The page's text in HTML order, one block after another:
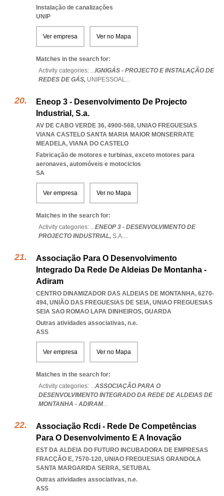
Instalação de canalizações
UNIP
Ver empresa Ver no Mapa
Matches in the search for:
Activity categories: ...IGNIGÁS - PROJECTO E INSTALAÇÃO DE
REDES DE GÁS, UNIPESSOAL...
Eneop 3 - Desenvolvimento De Projecto
Industrial, S.a.
AV DE CABO VERDE 36, 4900-568, UNIAO FREGUESIAS
VIANA CASTELO SANTA MARIA MAIOR MONSERRATE
MEADELA, VIANA DO CASTELO
Fabricação de motores e turbinas, exceto motores para
aeronaves, automóveis e motociclos
SA
Ver empresa Ver no Mapa
Matches in the search for:
Activity categories: ...ENEOP 3 - DESENVOLVIMENTO DE
PROJECTO INDUSTRIAL, S.A....
Associação Para O Desenvolvimento
Integrado Da Rede De Aldeias De Montanha -
Adiram
CENTRO DINAMIZADOR DAS ALDEIAS DE MONTANHA, 6270-
494, UNIÃO DAS FREGUESIAS DE SEIA, UNIAO FREGUESIAS
SEIA SAO ROMAO LAPA DINHEIROS, GUARDA
Outras atividades associativas, n.e.
ASS
Ver empresa Ver no Mapa
Matches in the search for:
Activity categories: ...ASSOCIAÇÃO PARA O
DESENVOLVIMENTO INTEGRADO DA REDE DE ALDEIAS DE
MONTANHA - ADIRAM...
Associação Rcdi - Rede De Competências
Para O Desenvolvimento E A Inovação
EST DA ALDEIA DO FUTURO INCUBADORA DE EMPRESAS
FRACÇÃO E, 7570-120, UNIAO FREGUESIAS GRANDOLA
SANTA MARGARIDA SERRA, SETUBAL
Outras atividades associativas, n.e.
ASS